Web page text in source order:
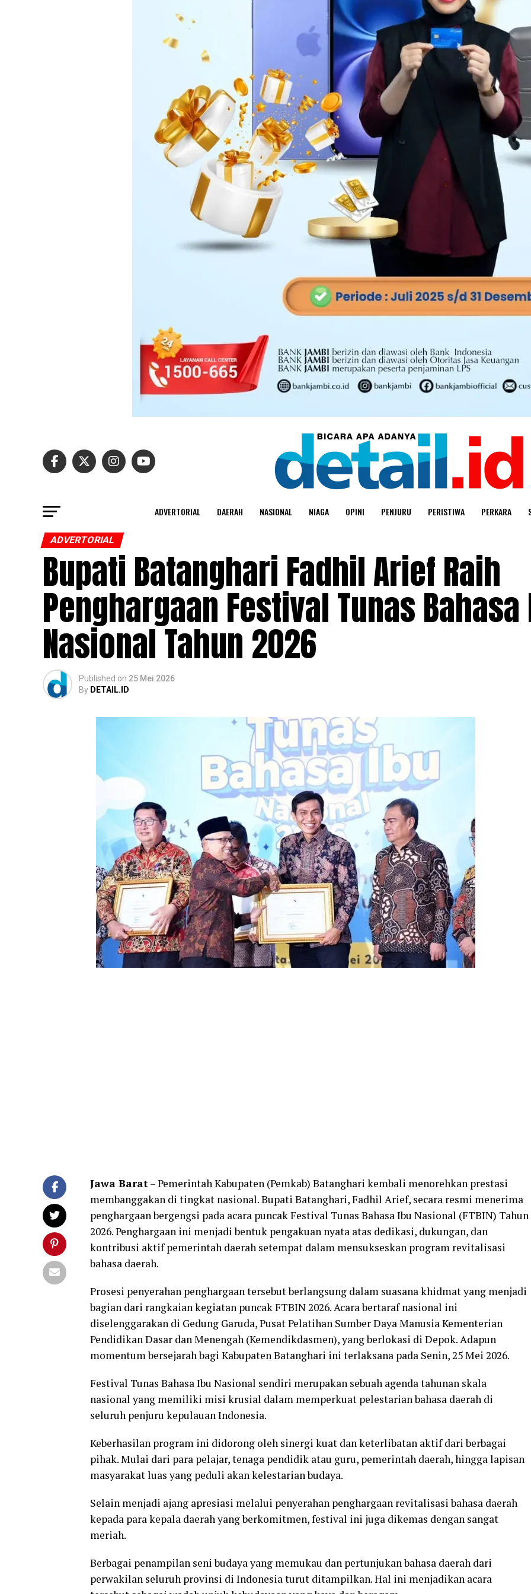
ADVERTORIAL DAERAH NASIONAL NIAGA OPINI PENJURU PERISTIWA PERKARA
ADVERTORIAL
Bupati Batanghari Fadhil Arief Raih
Penghargaan Festival Tunas Bahasa
Nasional Tahun 2026
Published on 25 Mei 2026
By DETAIL.ID
Jawa Barat– Pemerintah Kabupaten (Pemkab) Batanghari kembali menorehkan prestasi
membanggakan di tingkat nasional. Bupati Batanghari, Fadhil Arief, secara resmi menerima
penghargaan bergengsi pada acara puncak Festival Tunas Bahasa Ibu Nasional (FTBIN) Tahun
2026. Penghargaan ini menjadi bentuk pengakuan nyata atas dedikasi, dukungan, dan
kontribusi aktif pemerintah daerah setempat dalam mensukseskan program revitalisasi
bahasa daerah.
Prosesi penyerahan penghargaan tersebut berlangsung dalam suasana khidmat yang menjadi
bagian dari rangkaian kegiatan puncak FTBIN 2026. Acara bertaraf nasional ini
diselenggarakan di Gedung Garuda, Pusat Pelatihan Sumber Daya Manusia Kementerian
Pendidikan Dasar dan Menengah (Kemendikdasmen), yang berlokasi di Depok. Adapun
momentum bersejarah bagi Kabupaten Batanghari ini terlaksana pada Senin, 25 Mei 2026.
Festival Tunas Bahasa Ibu Nasional sendiri merupakan sebuah agenda tahunan skala
nasional yang memiliki misi krusial dalam memperkuat pelestarian bahasa daerah di
seluruh penjuru kepulauan Indonesia.
Keberhasilan program ini didorong oleh sinergi kuat dan keterlibatan aktif dari berbagai
pihak. Mulai dari para pelajar, tenaga pendidik atau guru, pemerintah daerah, hingga lapisan
masyarakat luas yang peduli akan kelestarian budaya.
Selain menjadi ajang apresiasi melalui penyerahan penghargaan revitalisasi bahasa daerah
kepada para kepala daerah yang berkomitmen, festival ini juga dikemas dengan sangat
meriah.
Berbagai penampilan seni budaya yang memukau dan pertunjukan bahasa daerah dari
perwakilan seluruh provinsi di Indonesia turut ditampilkan. Hal ini menjadikan acara